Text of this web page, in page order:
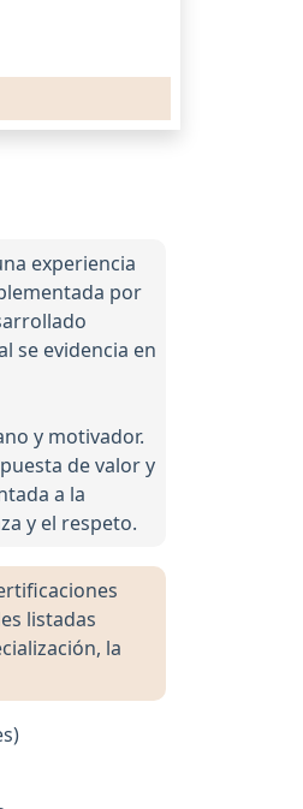
experiencia
por
se evidencia en
y motivador.
de valor y
a la
y el respeto.
listadas
la